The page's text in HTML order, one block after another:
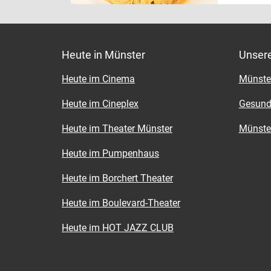
Wo?
Wann?
Pers.
es,
Wo?
Heute in Münster
Heute im Cinema
Heute im Cineplex
Heute im Theater Münster
Heute im Pumpenhaus
Heute im Borchert Theater
Heute im Boulevard-Theater
Heute im HOT JAZZ CLUB